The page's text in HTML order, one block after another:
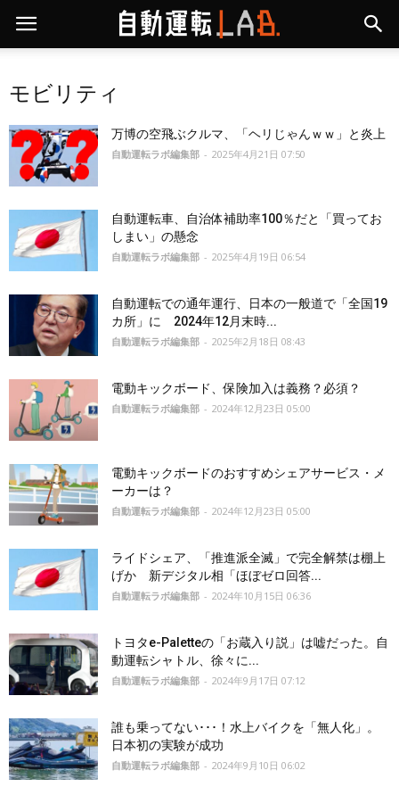
モビリティ
万博の空飛ぶクルマ、「ヘリじゃんｗｗ」と炎上
自動運転ラボ編集部 - 2025年4月21日 07:50
自動運転車、自治体補助率100％だと「買ってお
しまい」の懸念
自動運転ラボ編集部 - 2025年4月19日 06:54
自動運転での通年運行、日本の一般道で「全国19
カ所」に 2024年12月末時...
自動運転ラボ編集部 - 2025年2月18日 08:43
電動キックボード、保険加入は義務？必須？
自動運転ラボ編集部 - 2024年12月23日 05:00
電動キックボードのおすすめシェアサービス・メ
ーカーは？
自動運転ラボ編集部 - 2024年12月23日 05:00
ライドシェア、「推進派全滅」で完全解禁は棚上
げか 新デジタル相「ほぼゼロ回答...
自動運転ラボ編集部 - 2024年10月15日 06:36
トヨタe-Paletteの「お蔵入り説」は嘘だった。自
動運転シャトル、徐々に...
自動運転ラボ編集部 - 2024年9月17日 07:12
誰も乗ってない･･･！水上バイクを「無人化」。
日本初の実験が成功
自動運転ラボ編集部 - 2024年9月10日 06:02